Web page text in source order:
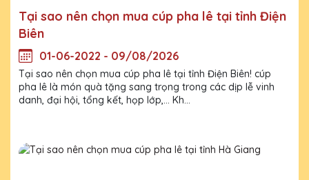
Tại sao nên chọn mua cúp pha lê tại tỉnh Điện
Biên
01-06-2022 - 09/08/2026
Tại sao nên chọn mua cúp pha lê tại tỉnh Điện Biên! cúp
pha lê là món quà tặng sang trọng trong các dịp lễ vinh
danh, đại hội, tổng kết, họp lớp,... Kh...